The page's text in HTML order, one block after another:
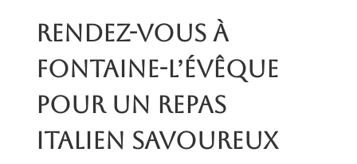
Rendez-vous à
Fontaine-l’Évêque
pour un repas
italien savoureux